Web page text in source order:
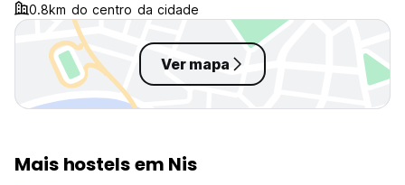
0.8km do centro da cidade
Ver mapa
Mais hostels em Nis